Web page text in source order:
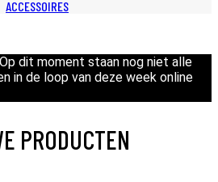
ACCESSOIRES
Op dit moment staan nog niet alle
in de loop van deze week online
PRODUCTEN